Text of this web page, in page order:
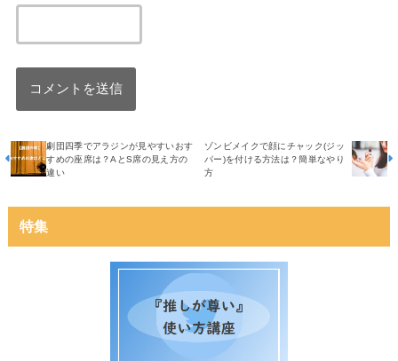
劇団四季でアラジンが見やすいおす
すめの座席は？AとS席の見え方の
違い
ゾンビメイクで顔にチャック(ジッ
パー)を付ける方法は？簡単なやり
方
特集